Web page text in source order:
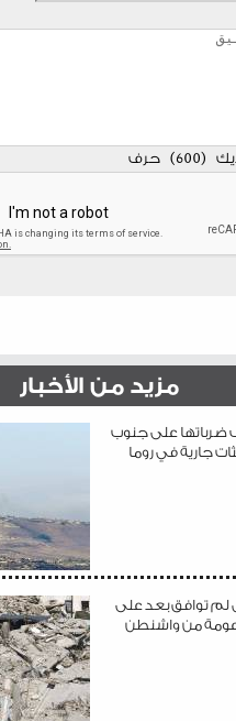
(
600
) حرف
مزيد من الأخبار
ضرباتها على جنوب
جارية في روما
لم توافق بعد على
من واشنطن